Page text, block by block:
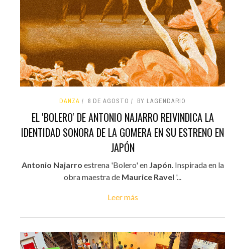
DANZA 8 DE AGOSTO BY LAGENDARIO
EL 'BOLERO' DE ANTONIO NAJARRO REIVINDICA LA
IDENTIDAD SONORA DE LA GOMERA EN SU ESTRENO EN
JAPÓN
Antonio Najarro estrena 'Bolero' en Japón. Inspirada en la
obra maestra de Maurice Ravel '...
Leer más